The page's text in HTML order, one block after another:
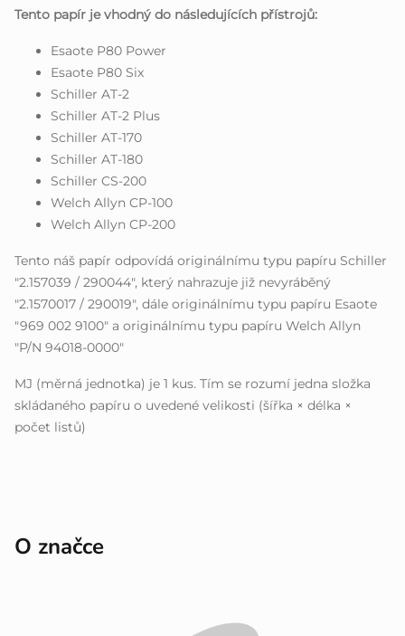
Tento papír je vhodný do následujících přístrojů:
Esaote P80 Power
Esaote P80 Six
Schiller AT-2
Schiller AT-2 Plus
Schiller AT-170
Schiller AT-180
Schiller CS-200
Welch Allyn CP-100
Welch Allyn CP-200
Tento náš papír odpovídá originálnímu typu papíru Schiller
"2.157039 / 290044", který nahrazuje již nevyráběný
"2.1570017 / 290019", dále originálnímu typu papíru Esaote
"969 002 9100" a originálnímu typu papíru Welch Allyn
"P/N 94018-0000"
MJ (měrná jednotka) je 1 kus. Tím se rozumí jedna složka
skládaného papíru o uvedené velikosti (šířka × délka ×
počet listů)
O značce